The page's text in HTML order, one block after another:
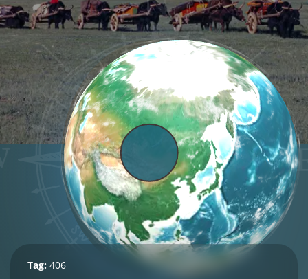
Tag: 406